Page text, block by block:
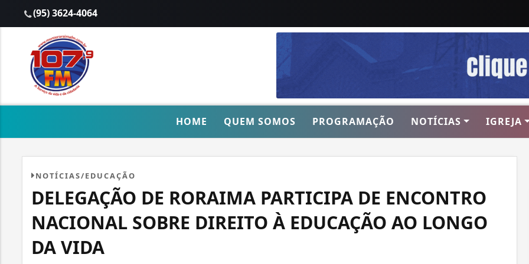
(95) 3624-4064
HOME QUEM SOMOS PROGRAMAÇÃO NOTÍCIAS IGREJA
NOTÍCIAS/EDUCAÇÃO
DELEGAÇÃO DE RORAIMA PARTICIPA DE ENCONTRO
NACIONAL SOBRE DIREITO À EDUCAÇÃO AO LONGO
DA VIDA